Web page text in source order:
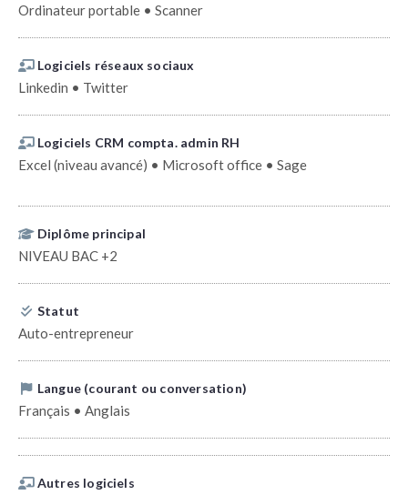
Ordinateur portable • Scanner
Logiciels réseaux sociaux
Linkedin • Twitter
Logiciels CRM compta. admin RH
Excel (niveau avancé) • Microsoft office • Sage
Diplôme principal
NIVEAU BAC +2
Statut
Auto-entrepreneur
Langue (courant ou conversation)
Français • Anglais
Autres logiciels